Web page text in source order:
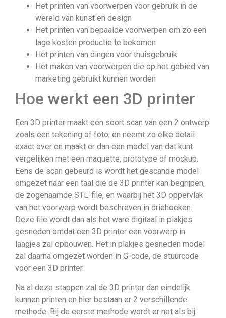
Het printen van voorwerpen voor gebruik in de
wereld van kunst en design
Het printen van bepaalde voorwerpen om zo een
lage kosten productie te bekomen
Het printen van dingen voor thuisgebruik
Het maken van voorwerpen die op het gebied van
marketing gebruikt kunnen worden
Hoe werkt een 3D printer
Een 3D printer maakt een soort scan van een 2 ontwerp
zoals een tekening of foto, en neemt zo elke detail
exact over en maakt er dan een model van dat kunt
vergelijken met een maquette, prototype of mockup.
Eens de scan gebeurd is wordt het gescande model
omgezet naar een taal die de 3D printer kan begrijpen,
de zogenaamde STL-file, en waarbij het 3D oppervlak
van het voorwerp wordt beschreven in driehoeken.
Deze file wordt dan als het ware digitaal in plakjes
gesneden omdat een 3D printer een voorwerp in
laagjes zal opbouwen. Het in plakjes gesneden model
zal daarna omgezet worden in G-code, de stuurcode
voor een 3D printer.
Na al deze stappen zal de 3D printer dan eindelijk
kunnen printen en hier bestaan er 2 verschillende
methode. Bij de eerste methode wordt er net als bij